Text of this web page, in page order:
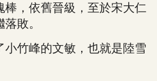
，依舊晉級，至於宋大仁
敗。
竹峰的文敏，也就是陸雪